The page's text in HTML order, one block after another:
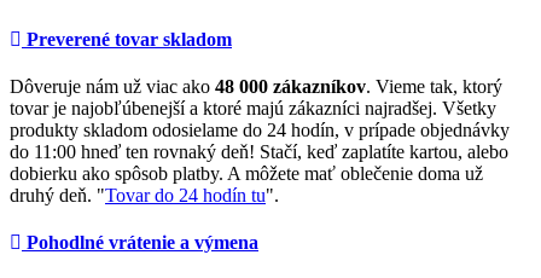
Preverené tovar skladom
Dôveruje nám už viac ako 48 000 zákazníkov. Vieme tak, ktorý
tovar je najobľúbenejší a ktoré majú zákazníci najradšej. Všetky
produkty skladom odosielame do 24 hodín, v prípade objednávky
do 11:00 hneď ten rovnaký deň! Stačí, keď zaplatíte kartou, alebo
dobierku ako spôsob platby. A môžete mať oblečenie doma už
druhý deň. "Tovar do 24 hodín tu".
Pohodlné vrátenie a výmena